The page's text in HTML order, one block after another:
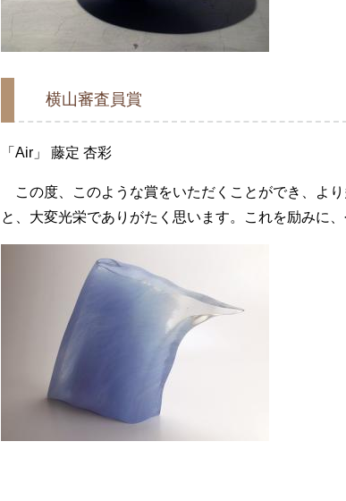
横山審査員賞
「Air」 藤定 杏彩
この度、このような賞をいただくことができ、よ
と、大変光栄でありがたく思います。これを励みに